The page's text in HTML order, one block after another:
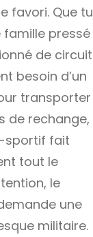
favori. Que tu
famille pressé
de circuit
besoin d’un
transporter
de rechange,
sportif fait
tout le
le
une
militaire.